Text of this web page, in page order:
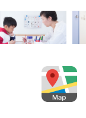
きるように、また
、お子さま一人ひ
を活用して楽し
。さらに「どの
「何があったら
お子さまが過ご
を見つけること
とで、新しい
的に続けられ
げていくことが
ールなど10項
院
臨床心理学講座
ー
理なく楽しくでき
課題46― 自閉症
めのABA 基本プロ
に基づくサービ
、将来的な本人
づくサービス
スと同じ「障害
のサービス「ペ
を提供していま
受給者証をお持